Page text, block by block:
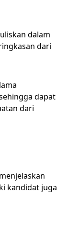
dalam
dari
dapat
dari
kandidat juga